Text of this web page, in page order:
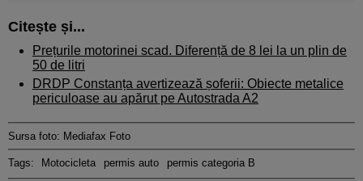
Citește și...
Prețurile motorinei scad. Diferență de 8 lei la un plin de
50 de litri
DRDP Constanța avertizează șoferii: Obiecte metalice
periculoase au apărut pe Autostrada A2
Sursa foto: Mediafax Foto
Tags: Motocicleta permis auto permis categoria B